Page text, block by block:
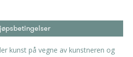
kunst på vegne av kunstneren og